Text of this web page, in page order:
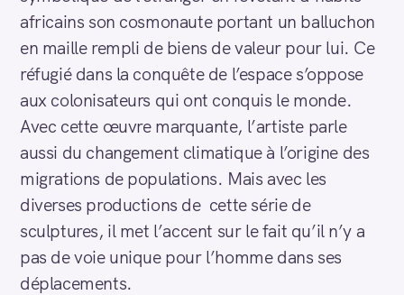
africains son cosmonaute portant un balluchon
en maille rempli de biens de valeur pour lui. Ce
réfugié dans la conquête de l’espace s’oppose
aux colonisateurs qui ont conquis le monde.
Avec cette œuvre marquante, l’artiste parle
aussi du changement climatique à l’origine des
migrations de populations. Mais avec les
diverses productions de cette série de
sculptures, il met l’accent sur le fait qu’il n’y a
pas de voie unique pour l’homme dans ses
déplacements.